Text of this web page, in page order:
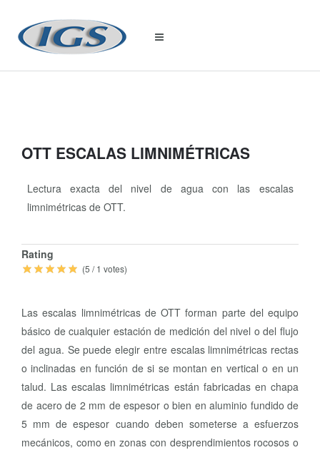
OTT ESCALAS LIMNIMÉTRICAS
Lectura exacta del nivel de agua con las escalas
limnimétricas de OTT.
Quick
Info
Rating
(5 /1 votes)
Las escalas limnimétricas de OTT forman parte del equipo
básico de cualquier estación de medición del nivel o del flujo
del agua. Se puede elegir entre escalas limnimétricas rectas
o inclinadas en función de si se montan en vertical o en un
talud. Las escalas limnimétricas están fabricadas en chapa
de acero de 2 mm de espesor o bien en aluminio fundido de
5 mm de espesor cuando deben someterse a esfuerzos
mecánicos, como en zonas con desprendimientos rocosos o